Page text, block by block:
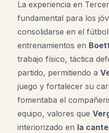
La experiencia en
fundamental para los
consolidarse en el
entrenamientos en
trabajo físico, táctica
partido, permitiendo a
juego y fortalecer su
fomentaba el
equipo, valores que
interiorizado en la